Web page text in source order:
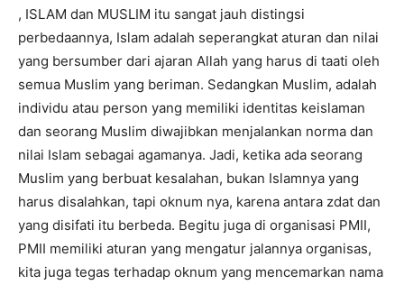
, ISLAM dan MUSLIM itu sangat jauh distingsi
perbedaannya, Islam adalah seperangkat aturan dan nilai
yang bersumber dari ajaran Allah yang harus di taati oleh
semua Muslim yang beriman. Sedangkan Muslim, adalah
individu atau person yang memiliki identitas keislaman
dan seorang Muslim diwajibkan menjalankan norma dan
nilai Islam sebagai agamanya. Jadi, ketika ada seorang
Muslim yang berbuat kesalahan, bukan Islamnya yang
harus disalahkan, tapi oknum nya, karena antara zdat dan
yang disifati itu berbeda. Begitu juga di organisasi PMII,
PMII memiliki aturan yang mengatur jalannya organisas,
kita juga tegas terhadap oknum yang mencemarkan nama